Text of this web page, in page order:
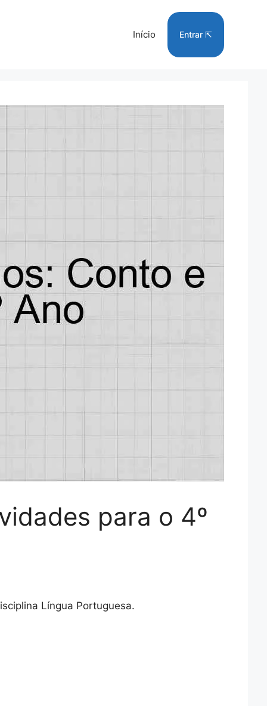
Início Entrar ⇱
para o 4º
Língua Portuguesa.